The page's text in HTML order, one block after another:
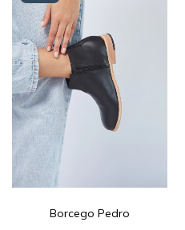
Borcego Pedro